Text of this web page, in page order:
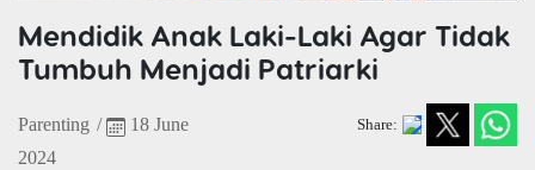
Mendidik Anak Laki-Laki Agar Tidak
Tumbuh Menjadi Patriarki
Parenting /
18 June
2024
Share: